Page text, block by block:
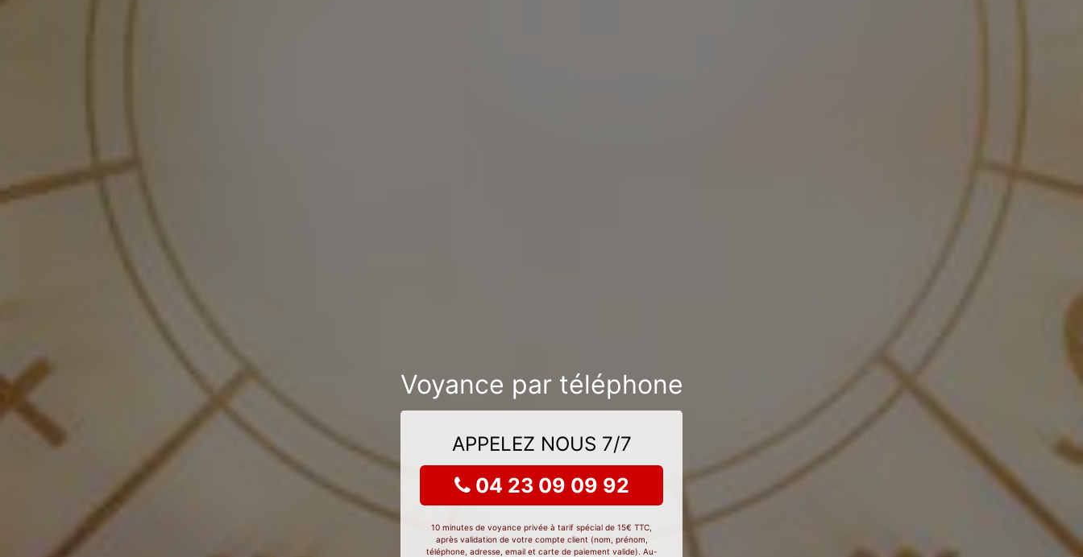
Voyance par téléphone
APPELEZ NOUS 7/7
04 23 09 09 92
10 minutes de voyance privée à tarif spécial de 15€ TTC,
après validation de votre compte client (nom, prénom,
téléphone, adresse, email et carte de paiement valide). Au-